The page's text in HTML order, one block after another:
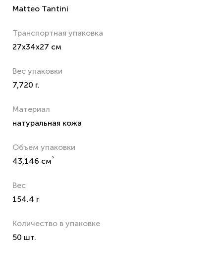
Matteo Tantini
Транспортная упаковка
27x34x27 см
Вес упаковки
7,720 г.
Материал
натуральная кожа
Объем упаковки
43,146 см³
Вес
154.4 г
Количество в упаковке
50 шт.